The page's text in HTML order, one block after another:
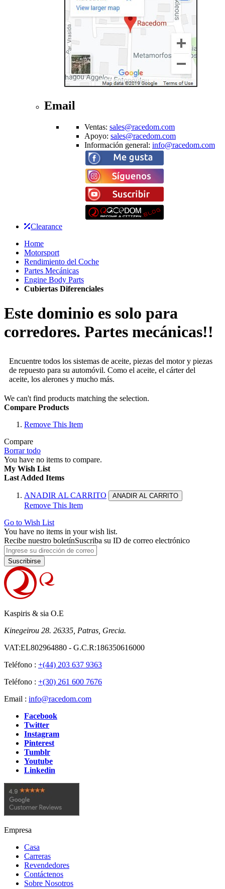
Email
Ventas: sales@racedom.com
Apoyo: sales@racedom.com
Información general: info@racedom.com
Clearance
Home
Motorsport
Rendimiento del Coche
Partes Mecánicas
Engine Body Parts
Cubiertas Diferenciales
Este dominio es solo para
corredores. Partes mecánicas!!
Encuentre todos los sistemas de aceite, piezas del motor y piezas
de repuesto para su automóvil. Como el aceite, el cárter del
aceite, los alerones y mucho más.
We can't find products matching the selection.
Compare Products
Remove This Item
Compare
Borrar todo
You have no items to compare.
My Wish List
Last Added Items
ANADIR AL CARRITO ANADIR AL CARRITO
Remove This Item
Go to Wish List
You have no items in your wish list.
Recibe nuestro boletínSuscriba su ID de correo electrónico
Suscribirse
Kaspiris & sia O.E
Kinegeirou 28. 26335, Patras, Grecia.
VAT:EL802964880 - G.C.R:186350616000
Teléfono : +(44) 203 637 9363
Teléfono : +(30) 261 600 7676
Email : info@racedom.com
Facebook
Twitter
Instagram
Pinterest
Tumblr
Youtube
Linkedin
Empresa
Casa
Carreras
Revendedores
Contáctenos
Sobre Nosotros